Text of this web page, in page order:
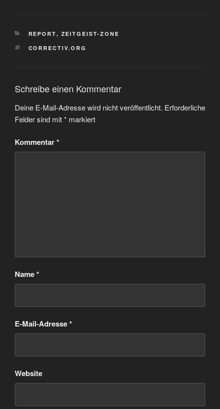
KATEGORIEN
REPORT, ZEITGEIST-ZONE
SCHLAGWÖRTER
CORRECTIV.ORG
Schreibe einen Kommentar
Deine E-Mail-Adresse wird nicht veröffentlicht. Erforderliche
Felder sind mit* markiert
Kommentar*
Name*
E-Mail-Adresse*
Website